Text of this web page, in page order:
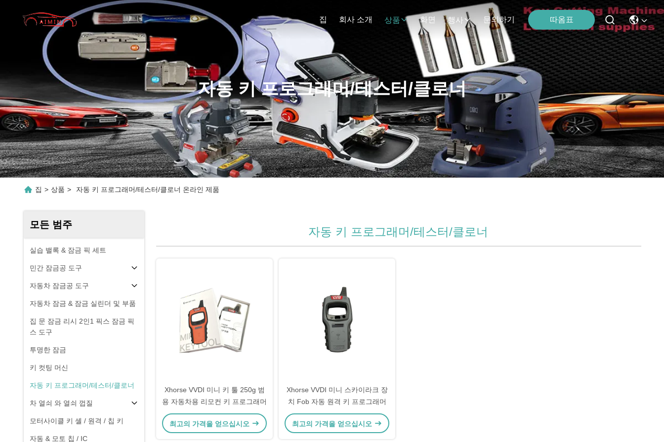
집 회사 소개 상품 화면 행사 문의하기 따옴표
자동 키 프로그래머/테스터/클로너
집 > 상품 > 자동 키 프로그래머/테스터/클로너 온라인 제품
모든 범주
실습 밸록 & 잠금 픽 세트
민간 잠금공 도구
자동차 잠금공 도구
자동차 잠금 & 잠금 실린더 및 부품
집 문 잠금 리시 2인1 픽스 잠금 픽
스 도구
투명한 잠금
키 컷팅 머신
자동 키 프로그래머/테스터/클로너
차 열쇠 와 열쇠 껍질
모터사이클 키 셸 / 원격 / 칩 키
자동 & 모토 칩 / IC
자동 키 프로그래머/테스터/클로너
Xhorse VVDI 미니 키 툴 250g 범
용 자동차용 리모컨 키 프로그래머
최고의 가격을 얻으십시오
Xhorse VVDI 미니 스카이라크 장
치 Fob 자동 원격 키 프로그래머
최고의 가격을 얻으십시오